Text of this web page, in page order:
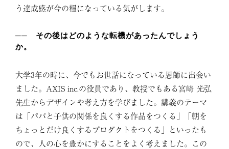
う達成感が今の糧になっている気がします。
── その後はどのような転機があったんでしょう
か。
大学3年の時に、今でもお世話になっている恩師に出会い
ました。AXIS inc.の役員であり、教授でもある宮崎 光弘
先生からデザインや考え方を学びました。講義のテーマ
は「パパと子供の関係を良くする作品をつくる」「朝を
ちょっとだけ良くするプロダクトをつくる」といったも
ので、人の心を豊かにすることをよく考えました。この